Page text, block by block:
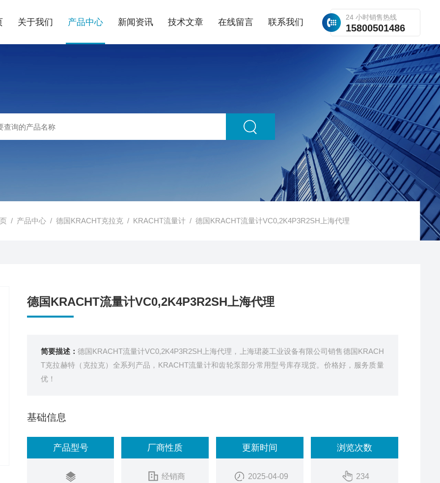
24 小时销售热线
15800501486
关于我们 产品中心 新闻资讯 技术文章 在线留言 联系我们
/ 产品中心 /德国KRACHT克拉克 / KRACHT流量计 / 德国KRACHT流量计VC0,2K4P3R2SH上海代理
德国KRACHT流量计VC0,2K4P3R2SH上海代理
简要描述： 德国KRACHT流量计VC0,2K4P3R2SH上海代理，上海珺菱工业设备有限公司销售德国KRACH
T克拉赫特（克拉克）全系列产品，KRACHT流量计和齿轮泵部分常用型号库存现货。价格好，服务质量
优！
基础信息
产品型号 厂商性质
经销商
更新时间
2025-04-09
浏览次数
234